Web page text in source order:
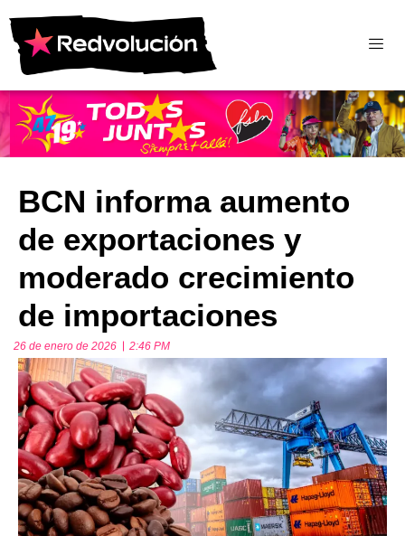
BCN informa aumento
de exportaciones y
moderado crecimiento
de importaciones
26 de enero de 2026 2:46 PM